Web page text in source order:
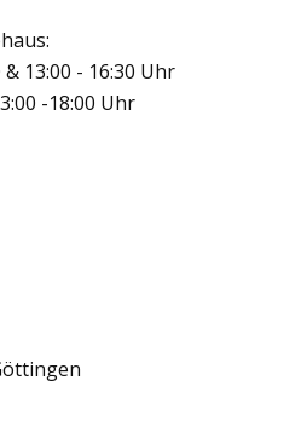
13:00 - 16:30 Uhr
-18:00 Uhr